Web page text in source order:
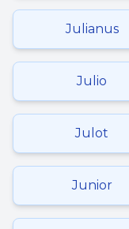
Julianus
Julio
Julot
Junior